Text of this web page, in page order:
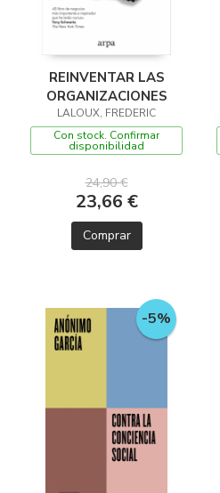
REINVENTAR LAS
ORGANIZACIONES
LALOUX, FREDERIC
Con stock. Confirmar
disponibilidad
24,90 €
23,66 €
Comprar
-5%